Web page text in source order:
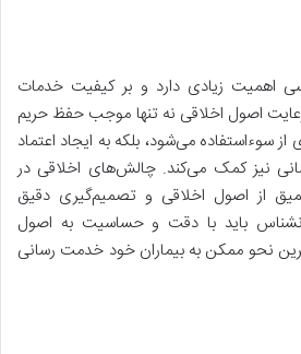
اهمیت زیادی دارد و بر کیفیت خدمات
اصول اخلاقی نه تنها موجب حفظ حریم
سوءاستفاده می‌شود، بلکه به ایجاد اعتماد
نیز کمک می‌کند. چالش‌های اخلاقی در
از اصول اخلاقی و تصمیم‌گیری دقیق
باید با دقت و حساسیت به اصول
نحو ممکن به بیماران خود خدمت رسانی